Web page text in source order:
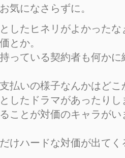
気になさらずに。
したヒネリがよかったな
とか。
っている契約者も何か
払いの様子なんかはど
したドラマがあったりし
ことが対価のキャラが
けハードな対価が出てく